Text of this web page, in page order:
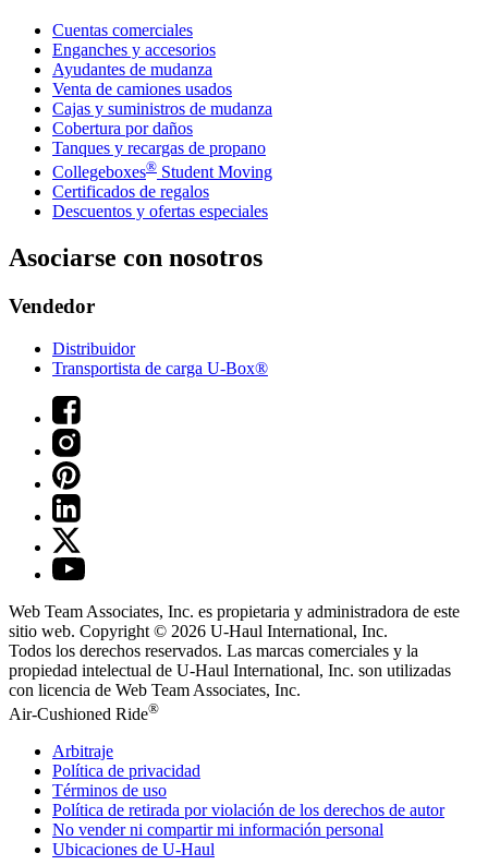
Cuentas comerciales
Enganches y accesorios
Ayudantes de mudanza
Venta de camiones usados
Cajas y suministros de mudanza
Cobertura por daños
Tanques y recargas de propano
Collegeboxes® Student Moving
Certificados de regalos
Descuentos y ofertas especiales
Asociarse con nosotros
Vendedor
Distribuidor
Transportista de carga U-Box®
Web Team Associates, Inc. es propietaria y administradora de este
sitio web. Copyright © 2026 U-Haul International, Inc.
Todos los derechos reservados. Las marcas comerciales y la
propiedad intelectual de U-Haul International, Inc. son utilizadas
con licencia de Web Team Associates, Inc.
Air-Cushioned Ride®
Arbitraje
Política de privacidad
Términos de uso
Política de retirada por violación de los derechos de autor
No vender ni compartir mi información personal
Ubicaciones de U-Haul